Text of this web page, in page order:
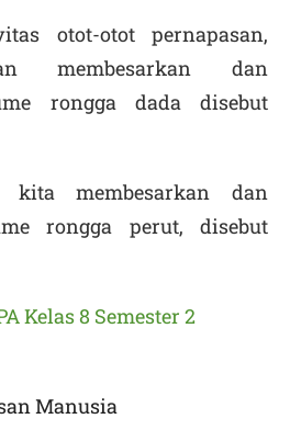
otot-otot pernapasan,
membesarkan dan
rongga dada disebut
membesarkan dan
rongga perut, disebut
Kelas 8 Semester 2
Manusia